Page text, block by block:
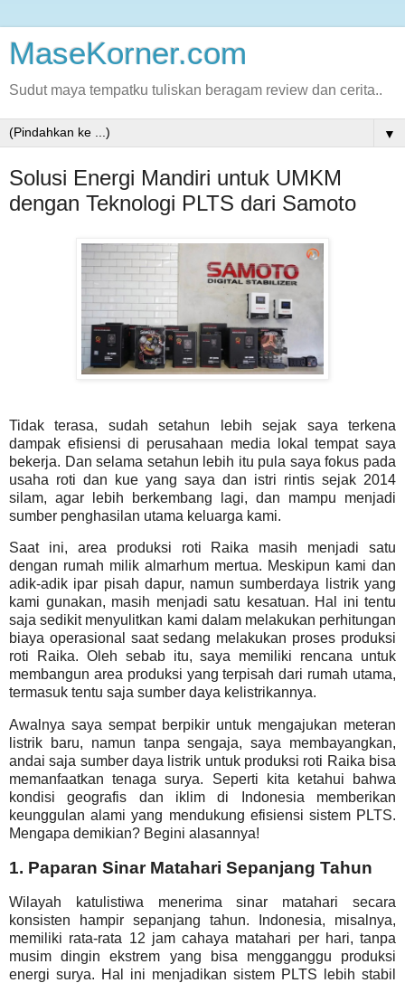
MaseKorner.com
Sudut maya tempatku tuliskan beragam review dan cerita..
▼
Solusi Energi Mandiri untuk UMKM
dengan Teknologi PLTS dari Samoto
Tidak terasa, sudah setahun lebih sejak saya terkena
dampak efisiensi di perusahaan media lokal tempat saya
bekerja. Dan selama setahun lebih itu pula saya fokus pada
usaha roti dan kue yang saya dan istri rintis sejak 2014
silam, agar lebih berkembang lagi, dan mampu menjadi
sumber penghasilan utama keluarga kami.
Saat ini, area produksi roti Raika masih menjadi satu
dengan rumah milik almarhum mertua. Meskipun kami dan
adik-adik ipar pisah dapur, namun sumberdaya listrik yang
kami gunakan, masih menjadi satu kesatuan. Hal ini tentu
saja sedikit menyulitkan kami dalam melakukan perhitungan
biaya operasional saat sedang melakukan proses produksi
roti Raika. Oleh sebab itu, saya memiliki rencana untuk
membangun area produksi yang terpisah dari rumah utama,
termasuk tentu saja sumber daya kelistrikannya.
Awalnya saya sempat berpikir untuk mengajukan meteran
listrik baru, namun tanpa sengaja, saya membayangkan,
andai saja sumber daya listrik untuk produksi roti Raika bisa
memanfaatkan tenaga surya. Seperti kita ketahui bahwa
kondisi geografis dan iklim di Indonesia memberikan
keunggulan alami yang mendukung efisiensi sistem PLTS.
Mengapa demikian? Begini alasannya!
1. Paparan Sinar Matahari Sepanjang Tahun
Wilayah katulistiwa menerima sinar matahari secara
konsisten hampir sepanjang tahun. Indonesia, misalnya,
memiliki rata-rata 12 jam cahaya matahari per hari, tanpa
musim dingin ekstrem yang bisa mengganggu produksi
energi surya. Hal ini menjadikan sistem PLTS lebih stabil